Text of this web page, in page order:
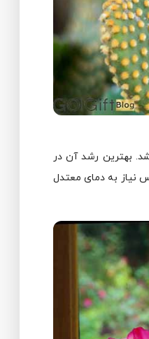
بهترین رشد آن در
نیاز به دمای معتدل